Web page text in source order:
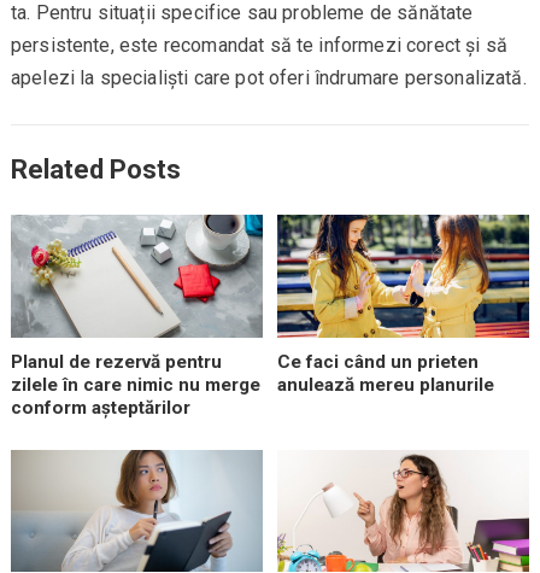
ta. Pentru situații specifice sau probleme de sănătate
persistente, este recomandat să te informezi corect și să
apelezi la specialiști care pot oferi îndrumare personalizată.
Related Posts
Planul de rezervă pentru
zilele în care nimic nu merge
conform așteptărilor
Ce faci când un prieten
anulează mereu planurile